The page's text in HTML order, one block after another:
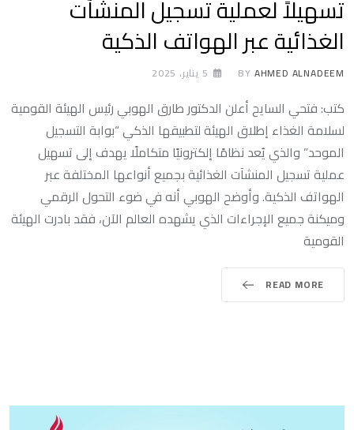
تسهيلاً لعملية تسجيل المنشآت
الغذائية عبر الهواتف الذكية
BY AHMED ALNADEEM 5 يناير، 2025
كتب: فتحي السايح أعلن الدكتور طارق الهوبي رئيس الهيئة القومية
لسلامة الغذاء إطلاق الهيئة لتطبيقها الذكي “بوابة التسجيل
الموحد” والذي يُعد نظامًا إلكترونيًا متكاملًا يهدف إلى تسهيل
عملية تسجيل المنشآت الغذائية بجميع أنواعها المختلفة عبر
الهواتف الذكية. وأوضح الهوبي أنه في ضوء التحول الرقمي
وميكنة جميع الإجراءات الذي يشهده العالم الآن، فقد بادرت الهيئة
القومية
READ MORE